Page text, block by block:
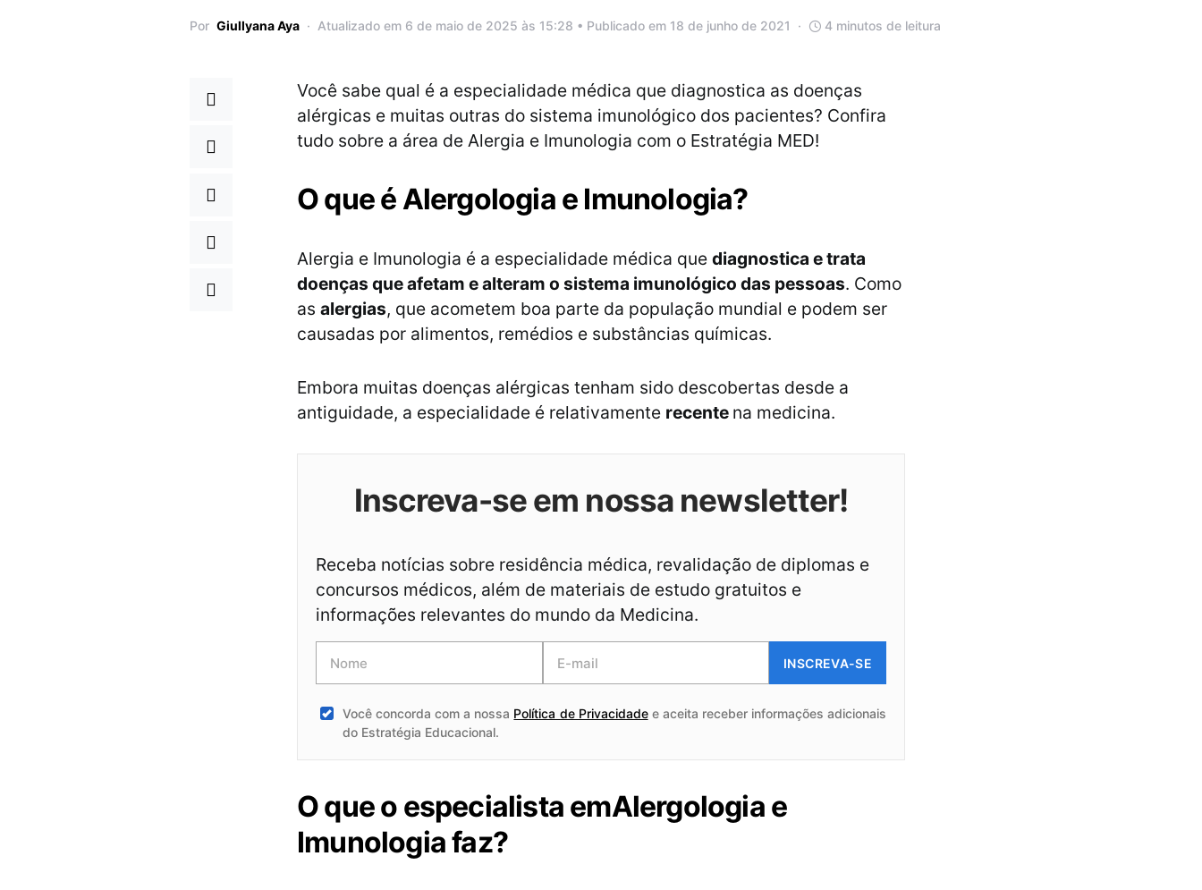
Por Giullyana Aya Atualizado em 6 de maio de 2025 às 15:28 • Publicado em 18 de junho de 2021 4 minutos de leitura
Você sabe qual é a especialidade médica que diagnostica as doenças
alérgicas e muitas outras do sistema imunológico dos pacientes? Confira
tudo sobre a área de Alergia e Imunologia com o Estratégia MED!
O que é Alergologia e Imunologia?
Alergia e Imunologia é a especialidade médica que diagnostica e trata
doenças que afetam e alteram o sistema imunológico das pessoas. Como
as alergias, que acometem boa parte da população mundial e podem ser
causadas por alimentos, remédios e substâncias químicas.
Embora muitas doenças alérgicas tenham sido descobertas desde a
antiguidade, a especialidade é relativamente recente na medicina.
Inscreva-se em nossa newsletter!
Receba notícias sobre residência médica, revalidação de diplomas e
concursos médicos, além de materiais de estudo gratuitos e
informações relevantes do mundo da Medicina.
INSCREVA-SE
Você concorda com a nossa Política de Privacidadee aceita receber informações adicionais
do Estratégia Educacional.
O que o especialista emAlergologia e
Imunologia faz?